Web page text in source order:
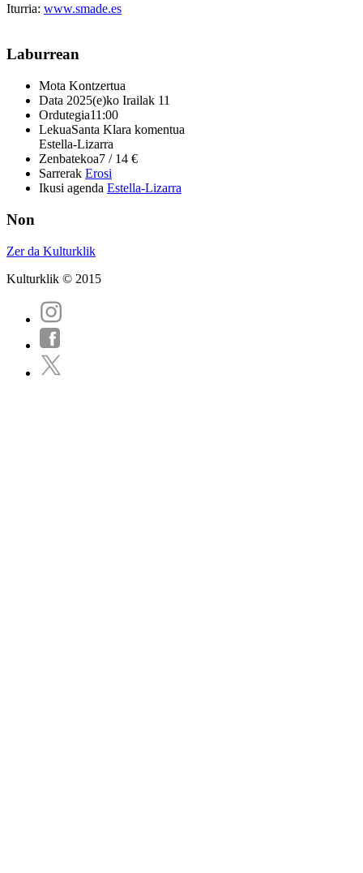
Iturria: www.smade.es
Laburrean
Mota Kontzertua
Data 2025(e)ko Irailak 11
Ordutegia11:00
LekuaSanta Klara komentua
Estella-Lizarra
Zenbatekoa7 / 14 €
Sarrerak Erosi
Ikusi agenda Estella-Lizarra
Non
Zer da Kulturklik
Kulturklik © 2015